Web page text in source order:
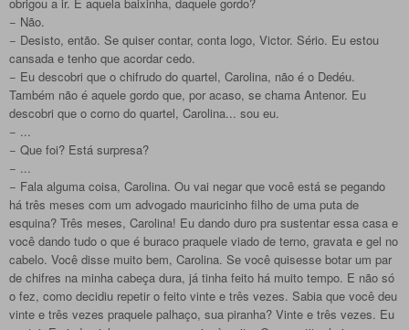
− Não.
− Desisto, então. Se quiser contar, conta logo, Victor. Sério. Eu estou
cansada e tenho que acordar cedo.
− Eu descobri que o chifrudo do quartel, Carolina, não é o Dedéu.
Também não é aquele gordo que, por acaso, se chama Antenor. Eu
descobri que o corno do quartel, Carolina... sou eu.
− ...
− Que foi? Está surpresa?
− ...
− Fala alguma coisa, Carolina. Ou vai negar que você está se pegando
há três meses com um advogado mauricinho filho de uma puta de
esquina? Três meses, Carolina! Eu dando duro pra sustentar essa casa e
você dando tudo o que é buraco praquele viado de terno, gravata e gel no
cabelo. Você disse muito bem, Carolina. Se você quisesse botar um par
de chifres na minha cabeça dura, já tinha feito há muito tempo. E não só
o fez, como decidiu repetir o feito vinte e três vezes. Sabia que você deu
vinte e três vezes praquele palhaço, sua piranha? Vinte e três vezes. Eu